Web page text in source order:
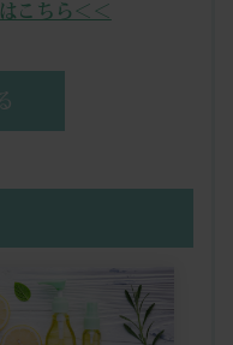
こちら＜＜